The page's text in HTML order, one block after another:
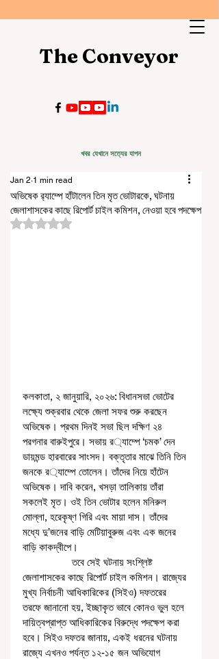
The Conveyor
খবর যেখানে সত্যের যাপন
অভিষেক র‌্যাম্পে হাঁটালেন তিন মৃত ভোটারকে, ঘটনায়
জেলাশাসকের কাছে রিপোর্ট চাইল কমিশন, নেওয়া হবে পদক্ষেপ
Jan 2 1 min read
Rated NaN out of 5 stars.
কলকাতা, ২ জানুয়ারি, ২০২৬: বিধানসভা ভোটের
লক্ষ্যে শুক্রবার থেকে জেলা সফর শুরু করছেন
অভিষেক। প্রথম দিনই সভা ছিল দক্ষিণ ২৪
পরগনার বারুইপুরে। সভায় র‌্যাম্পে ‘চমক’ দেন
ডায়মন্ড হারবারের সাংসদ। বক্তৃতার মাঝে তিনি তিন
জনকে র‌্যাম্পে তোলেন। তাঁদের নিয়ে হাঁটেন
অভিষেক। দাবি করেন, খসড়া তালিকায় তাঁরা
সকলেই মৃত। ওই তিন ভোটার হলেন মনিরুল
মোল্লা, হরেকৃষ্ণ গিরি এবং মায়া দাস। তাঁদের
মধ্যে দু’জনের বাড়ি মেটিয়াবুরুজ এবং এক জনের
বাড়ি কাকদ্বীপে।
                  তবে সেই ঘটনায় সংশ্লিষ্ট
জেলাশাসকের কাছে রিপোর্ট চাইল কমিশন। রাজ্যের
মুখ্য নির্বাচনী আধিকারিকের (সিইও) দফতরের
তরফে জানানো হয়, ইচ্ছাকৃত ভাবে কোনও ভুল হলে
দায়িত্বপ্রাপ্ত আধিকারিকের বিরুদ্ধে পদক্ষেপ করা
হবে। সিইও দফতর জানায়, একই ধরনের ঘটনায়
রাজ্যে এখনও পর্যন্ত ১২-১৫ জন অভিযোগ